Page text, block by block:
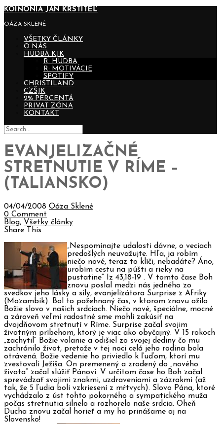
KOINONIA JÁN KRSTITEĽ
OÁZA SKLENÉ
VŠETKY ČLÁNKY
O NÁS
HUDBA KJK
R: HUDBA
R: MOTIVÁCIE
SPOTIFY
CHRISTILAND
CZŠJK
2% PERCENTÁ
PRIVAT ZÓNA
KONTAKT
EVANJELIZAČNÉ
STRETNUTIE V RÍME –
(TALIANSKO)
04/04/2008 Oáza Sklené
0 Comment
Blog, Všetky články
Share This
„Nespomínajte udalosti dávne, o veciach
predošlých neuvažujte. Hľa, ja robím
niečo nové, teraz to klíči, nebadáte? Áno,
urobím cestu na púšti a rieky na
pustatine“ Iz 43,18-19 . V tomto čase Boh
znovu poslal medzi nás jedného zo
svedkov jeho lásky a sily, evanjelizátora Surprise z Afriky
(Mozambik). Bol to požehnaný čas, v ktorom znovu ožilo
Božie slovo v našich srdciach. Niečo nové, špeciálne, mocné
a zároveň veľmi radostné sme mohli zakúsiť na
dvojdňovom stretnutí v Ríme. Surprise začal svojim
životným príbehom, ktorý je viac ako obyčajný. V 15 rokoch
„zachytil“ Božie volanie a odišiel zo svojej dediny čo mu
zachránilo život, pretože v tej noci celá jeho rodina bola
otrávená. Božie vedenie ho priviedlo k ľuďom, ktorí mu
zvestovali Ježiša. On premenený a zrodený do „nového
života“ začal slúžiť Pánovi. V určitom čase ho Boh začal
sprevádzať svojimi znakmi, uzdraveniami a zázrakmi (až
tak, že 5 ľudia boli vzkriesení z mŕtvych). Slovo Pána, ktoré
vychádzalo z úst tohto pokorného a sympatického muža
počas stretnutia silnelo a rozhorelo naše srdcia. Oheň
Ducha znovu začal horieť a my ho prinášame aj na
Slovensko!